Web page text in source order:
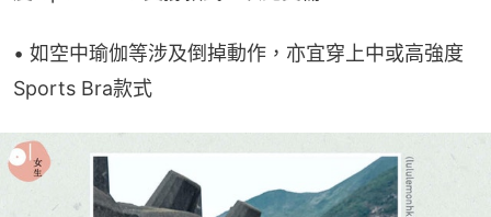
• 如空中瑜伽等涉及倒掉動作，亦宜穿上中或高強度
Sports Bra款式